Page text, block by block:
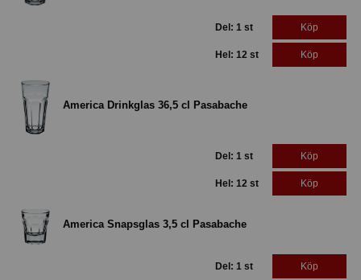
Del: 1 st Köp
Hel: 12 st Köp
America Drinkglas 36,5 cl Pasabache
Del: 1 st Köp
Hel: 12 st Köp
America Snapsglas 3,5 cl Pasabache
Del: 1 st Köp